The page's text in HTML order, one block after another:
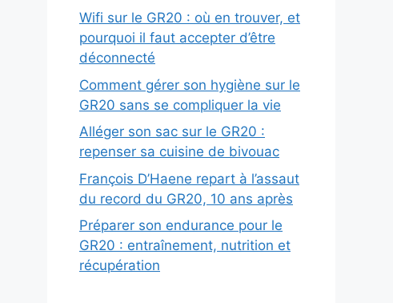
Wifi sur le GR20 : où en trouver, et
pourquoi il faut accepter d’être
déconnecté
Comment gérer son hygiène sur le
GR20 sans se compliquer la vie
Alléger son sac sur le GR20 :
repenser sa cuisine de bivouac
François D’Haene repart à l’assaut
du record du GR20, 10 ans après
Préparer son endurance pour le
GR20 : entraînement, nutrition et
récupération